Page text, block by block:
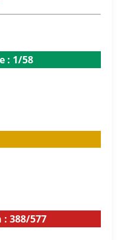
: 1/58
388/577